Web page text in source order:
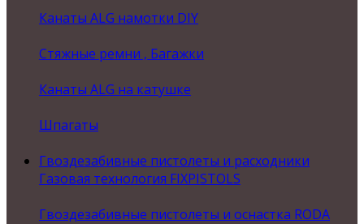
Канаты ALG намотки DIY
Стяжные ремни , Багажки
Канаты ALG на катушке
Шпагаты
Гвоздезабивные пистолеты и расходники
Газовая технология FIXPISTOLS
Гвоздезабивные пистолеты и оснастка RODA